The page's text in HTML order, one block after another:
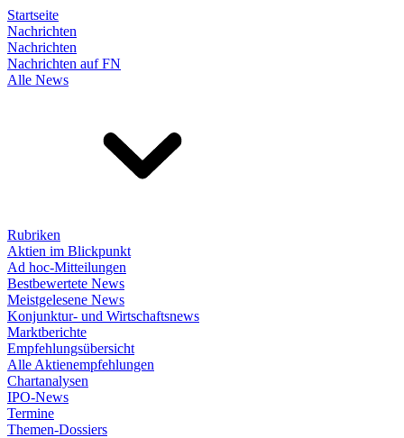
Startseite
Nachrichten
Nachrichten
Nachrichten auf FN
Alle News
Rubriken
Aktien im Blickpunkt
Ad hoc-Mitteilungen
Bestbewertete News
Meistgelesene News
Konjunktur- und Wirtschaftsnews
Marktberichte
Empfehlungsübersicht
Alle Aktienempfehlungen
Chartanalysen
IPO-News
Termine
Themen-Dossiers